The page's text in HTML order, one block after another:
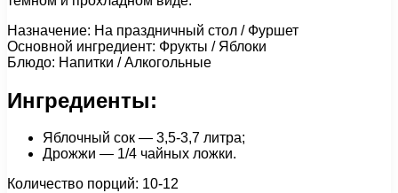
Назначение: На праздничный стол / Фуршет
Основной ингредиент: Фрукты / Яблоки
Блюдо: Напитки / Алкогольные
Ингредиенты:
Яблочный сок — 3,5-3,7 литра;
Дрожжи — 1/4 чайных ложки.
Количество порций: 10-12